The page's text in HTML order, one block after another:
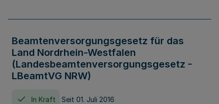
Beamtenversorgungsgesetz für das
Land Nordrhein-Westfalen
(Landesbeamtenversorgungsgesetz -
LBeamtVG NRW)
In Kraft Seit 01. Juli 2016